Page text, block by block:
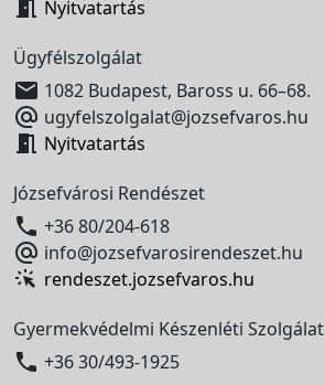
 Nyitvatartás
Ügyfélszolgálat
 1082 Budapest, Baross u. 66–68.
 ugyfelszolgalat@jozsefvaros.hu
 Nyitvatartás
Józsefvárosi Rendészet
 +36 80/204-618
 info@jozsefvarosirendeszet.hu
rendeszet.jozsefvaros.hu
Gyermekvédelmi Készenléti Szolgálat
 +36 30/493-1925